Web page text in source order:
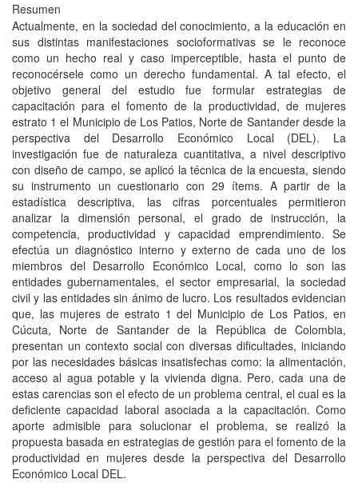
Resumen
Actualmente, en la sociedad del conocimiento, a la educación en
sus distintas manifestaciones socioformativas se le reconoce
como un hecho real y caso imperceptible, hasta el punto de
reconocérsele como un derecho fundamental. A tal efecto, el
objetivo general del estudio fue formular estrategias de
capacitación para el fomento de la productividad, de mujeres
estrato 1 el Municipio de Los Patios, Norte de Santander desde la
perspectiva del Desarrollo Económico Local (DEL). La
investigación fue de naturaleza cuantitativa, a nivel descriptivo
con diseño de campo, se aplicó la técnica de la encuesta, siendo
su instrumento un cuestionario con 29 ítems. A partir de la
estadística descriptiva, las cifras porcentuales permitieron
analizar la dimensión personal, el grado de instrucción, la
competencia, productividad y capacidad emprendimiento. Se
efectúa un diagnóstico interno y externo de cada uno de los
miembros del Desarrollo Económico Local, como lo son las
entidades gubernamentales, el sector empresarial, la sociedad
civil y las entidades sin ánimo de lucro. Los resultados evidencian
que, las mujeres de estrato 1 del Municipio de Los Patios, en
Cúcuta, Norte de Santander de la República de Colombia,
presentan un contexto social con diversas dificultades, iniciando
por las necesidades básicas insatisfechas como: la alimentación,
acceso al agua potable y la vivienda digna. Pero, cada una de
estas carencias son el efecto de un problema central, el cual es la
deficiente capacidad laboral asociada a la capacitación. Como
aporte admisible para solucionar el problema, se realizó la
propuesta basada en estrategias de gestión para el fomento de la
productividad en mujeres desde la perspectiva del Desarrollo
Económico Local DEL.